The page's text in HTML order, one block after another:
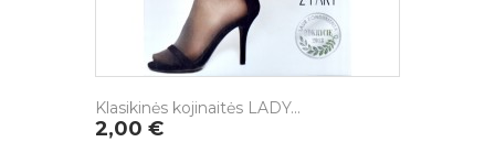
Klasikinės kojinaitės LADY...
Kaina
2,00 €